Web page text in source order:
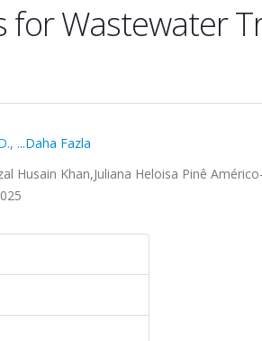
for Wastewater
, ...Daha Fazla
Husain Khan,Juliana Heloisa Pinê Américo-